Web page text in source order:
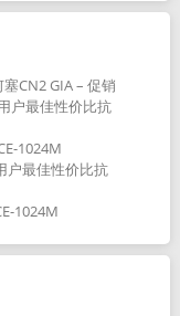
CN2 GIA – 促销
户最佳性价比抗
1024M
户最佳性价比抗
1024M